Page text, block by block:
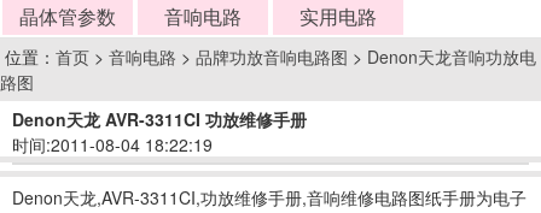
晶体管参数
音响电路 实用电路
位置： 首页 > 音响电路 > 品牌功放音响电路图 > Denon天龙音响功放电
路图
Denon天龙 AVR-3311CI 功放维修手册
时间:2011-08-04 18:22:19
Denon天龙,AVR-3311CI,功放维修手册,音响维修电路图纸手册为电子